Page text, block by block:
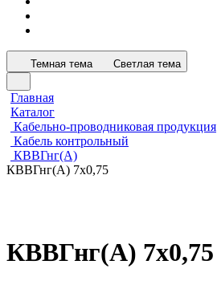
Темная тема Светлая тема
Главная
Каталог
Кабельно-проводниковая продукция
Кабель контрольный
КВВГнг(А)
КВВГнг(А) 7х0,75
КВВГнг(А) 7х0,75